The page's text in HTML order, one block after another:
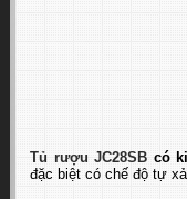
Tủ rượu JC28SB có
đặc biệt có chế độ tự